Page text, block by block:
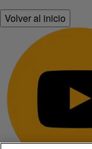
Volver al inicio